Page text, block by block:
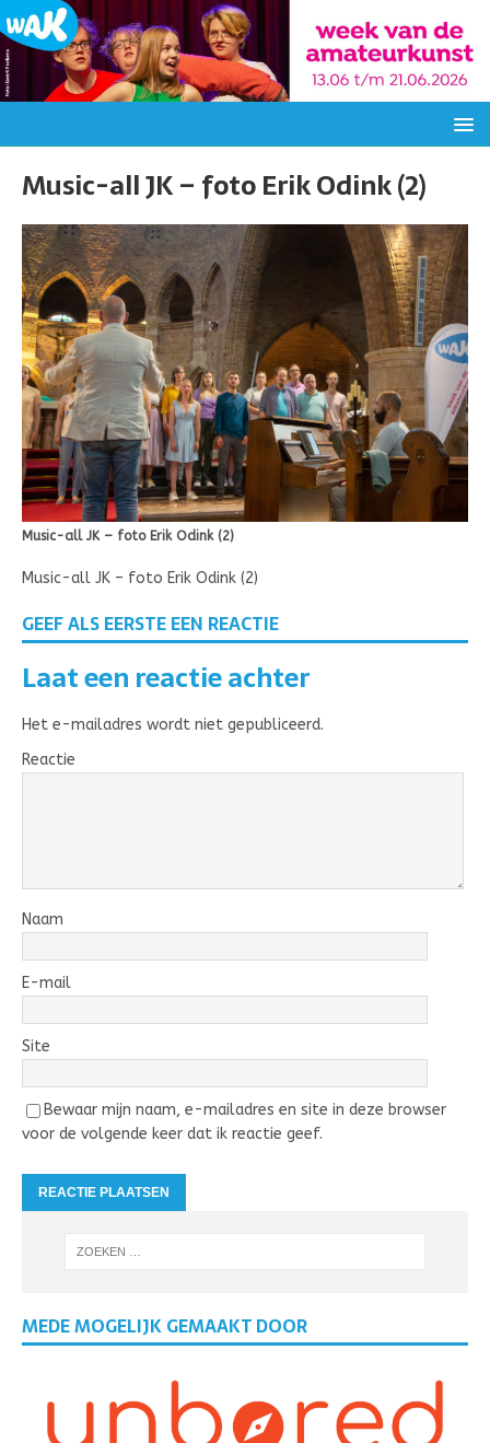
Music-all JK – foto Erik Odink (2)
Music-all JK – foto Erik Odink (2)
Music-all JK – foto Erik Odink (2)
GEEF ALS EERSTE EEN REACTIE
Laat een reactie achter
Het e-mailadres wordt niet gepubliceerd.
Reactie
Naam
E-mail
Site
Bewaar mijn naam, e-mailadres en site in deze browser
voor de volgende keer dat ik reactie geef.
MEDE MOGELIJK GEMAAKT DOOR